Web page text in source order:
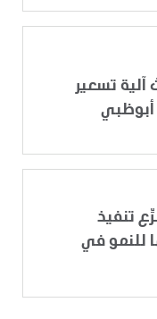
آلية تسعير
تنفيذ
للنمو في